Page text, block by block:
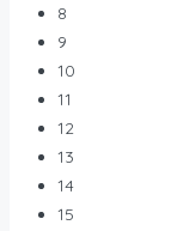
8
9
10
11
12
13
14
15